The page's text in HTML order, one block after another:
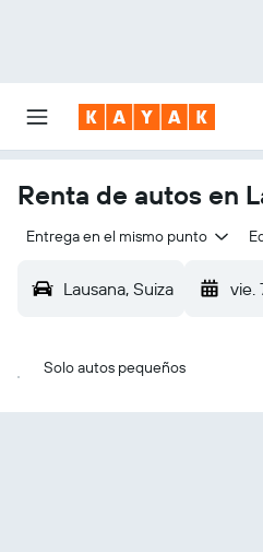
Renta de autos en
Entrega en el mismo punto
Lausana, Suiza vie.
Solo autos pequeños